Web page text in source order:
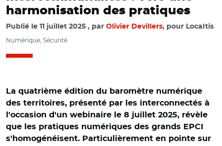
harmonisation des pratiques
Publié le 11 juillet 2025 par Olivier Devillers, pour Localtis
Numérique, Sécurité
La quatrième édition du baromètre numérique
des territoires, présenté par les interconnectés à
l'occasion d'un webinaire le 8 juillet 2025, révèle
que les pratiques numériques des grands EPCI
s'homogénéisent. Particulièrement en pointe sur